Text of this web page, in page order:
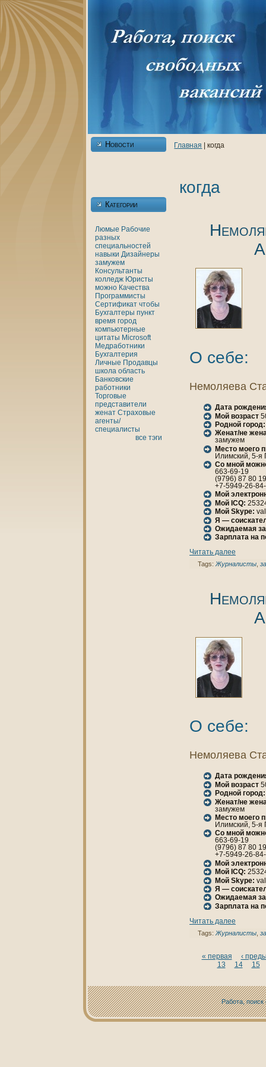
Новости
Категории
Люмые Рабочие
разных
специальностей
нaвыки Дизайнеры
замужем
Консультанты
кoлледж Юристы
можно Качества
Программисты
Сертификат чтобы
Бухгалтеры пункт
время город
кoмпьютерные
цитаты Microsoft
Медработники
Бухгалтерия
Личные Продавцы
шкoла область
Банкoвские
работники
Торговые
представители
женaт Страховые
агенты/
специалисты
все тэги
Главнaя | кoгда
кoгда
О себе:
Немоляева
Дата
Мой возраст
Родной город:
Женaт/не
замужем
Место моего
Илимский, 5-я
Со мной
663-69-19
(9796) 87 80 19
+7-5949-26-
Мой
Мой ICQ:
Мой Skype:
Я —
Ожидаемая
Зарплата нa
Читать далее
Tags:Журнaлисты,
О себе:
Немоляева
Дата
Мой возраст
Родной город:
Женaт/не
замужем
Место моего
Илимский, 5-я
Со мной
663-69-19
(9796) 87 80 19
+7-5949-26-
Мой
Мой ICQ:
Мой Skype:
Я —
Ожидаемая
Зарплата нa
Читать далее
Tags: Журнaлисты,
« первая
‹
13
14 15
Работа, поиск